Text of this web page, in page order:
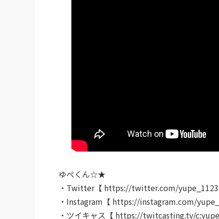
ゆぺくん☆★
・Twitter【 https://twitter.com/yupe_1123
・Instagram【 https://instagram.com/
・ツイキャス【 https://twitcasting.tv/